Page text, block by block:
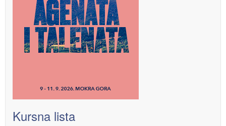
Kursna lista